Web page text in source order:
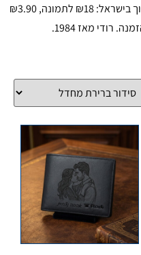
בכל שפה, בכל צבע. מחיר החריטה הנמוך בישראל: ₪18 לתמונה, ₪3.90
רודי מאז 1984.